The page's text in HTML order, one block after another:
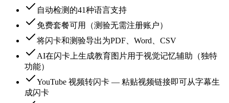
自动检测的41种语言支持
免费套餐可用（测验无需注册账户）
将闪卡和测验导出为PDF、Word、CSV
AI在闪卡上生成教育图片用于视觉记忆辅助（独特
功能）
YouTube 视频转闪卡 — 粘贴视频链接即可从字幕生
成闪卡